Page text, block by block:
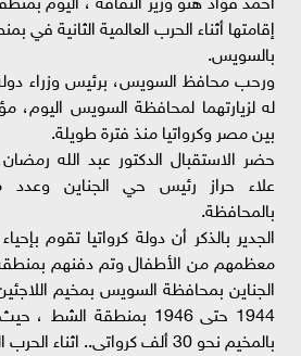
إقامتها أثناء الحرب العالمية الثانية
بالسويس.
ورحب محافظ السويس، برئيس وزراء دولة
له لزيارتهما لمحافظة السويس
بين مصر وكرواتيا منذ فترة طويلة.
حضر الاستقبال الدكتور عبد الله
علاء حراز رئيس حي الجناين وعدد
بالمحافظة.
معظمهم من الأطفال وتم دفنهم
الجناين بمحافظة السويس بمخيم
1944 حتى 1946 بمنطقة
بالمخيم نحو 30 ألف كرواتى.. اثناء الحرب العالمية الثانية.